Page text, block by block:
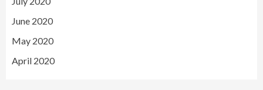
June 2020
May 2020
April 2020